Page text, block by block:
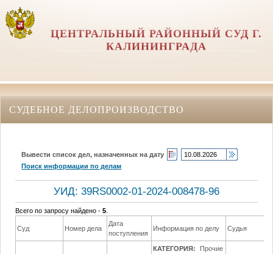
ЦЕНТРАЛЬНЫЙ РАЙОННЫЙ СУД Г.
КАЛИНИНГРАДА
СУДЕБНОЕ ДЕЛОПРОИЗВОДСТВО
Вывести список дел, назначенных на дату
Поиск информации по делам
УИД: 39RS0002-01-2024-008478-96
Всего по запросу найдено -5
Суд Номер дела
Дата
поступления
Информация по делу Судья
КАТЕГОРИЯ:
Прочие